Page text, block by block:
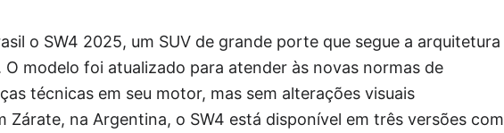
o SW4 2025, um SUV de grande porte que segue a arquitetura
modelo foi atualizado para atender às novas normas de
técnicas em seu motor, mas sem alterações visuais
Zárate, na Argentina, o SW4 está disponível em três versões com